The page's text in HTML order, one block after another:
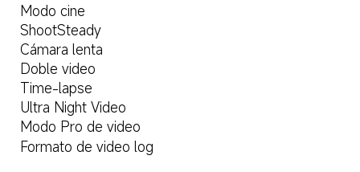
Modo cine
ShootSteady
Cámara lenta
Doble video
Time-lapse
Ultra Night Video
Modo Pro de video
Formato de video log